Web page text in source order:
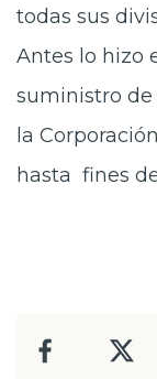
todas sus
Antes lo hizo
suministro
la
hasta fines